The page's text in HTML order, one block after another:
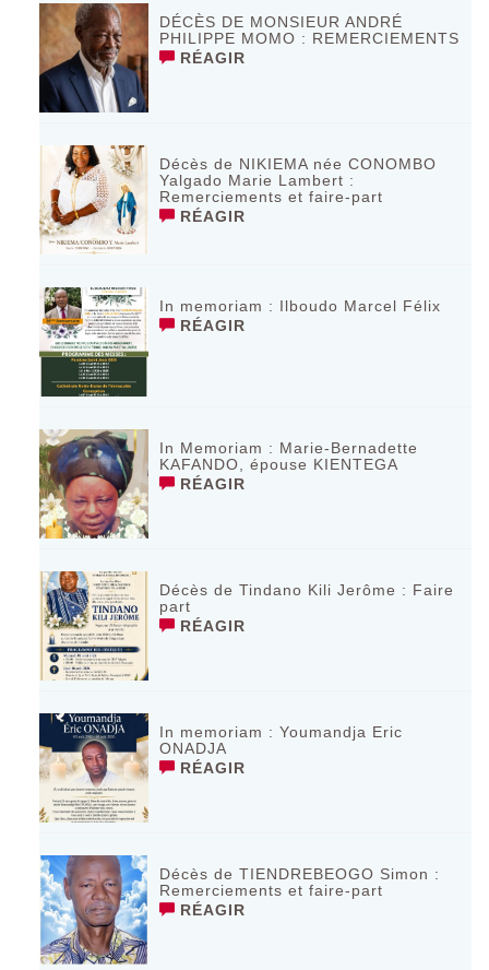
DÉCÈS DE MONSIEUR ANDRÉ
PHILIPPE MOMO : REMERCIEMENTS
RÉAGIR
Décès de NIKIEMA née CONOMBO
Yalgado Marie Lambert :
Remerciements et faire-part
RÉAGIR
In memoriam : Ilboudo Marcel Félix
RÉAGIR
In Memoriam : Marie-Bernadette
KAFANDO, épouse KIENTEGA
RÉAGIR
Décès de Tindano Kili Jerôme : Faire
part
RÉAGIR
In memoriam : Youmandja Eric
ONADJA
RÉAGIR
Décès de TIENDREBEOGO Simon :
Remerciements et faire-part
RÉAGIR